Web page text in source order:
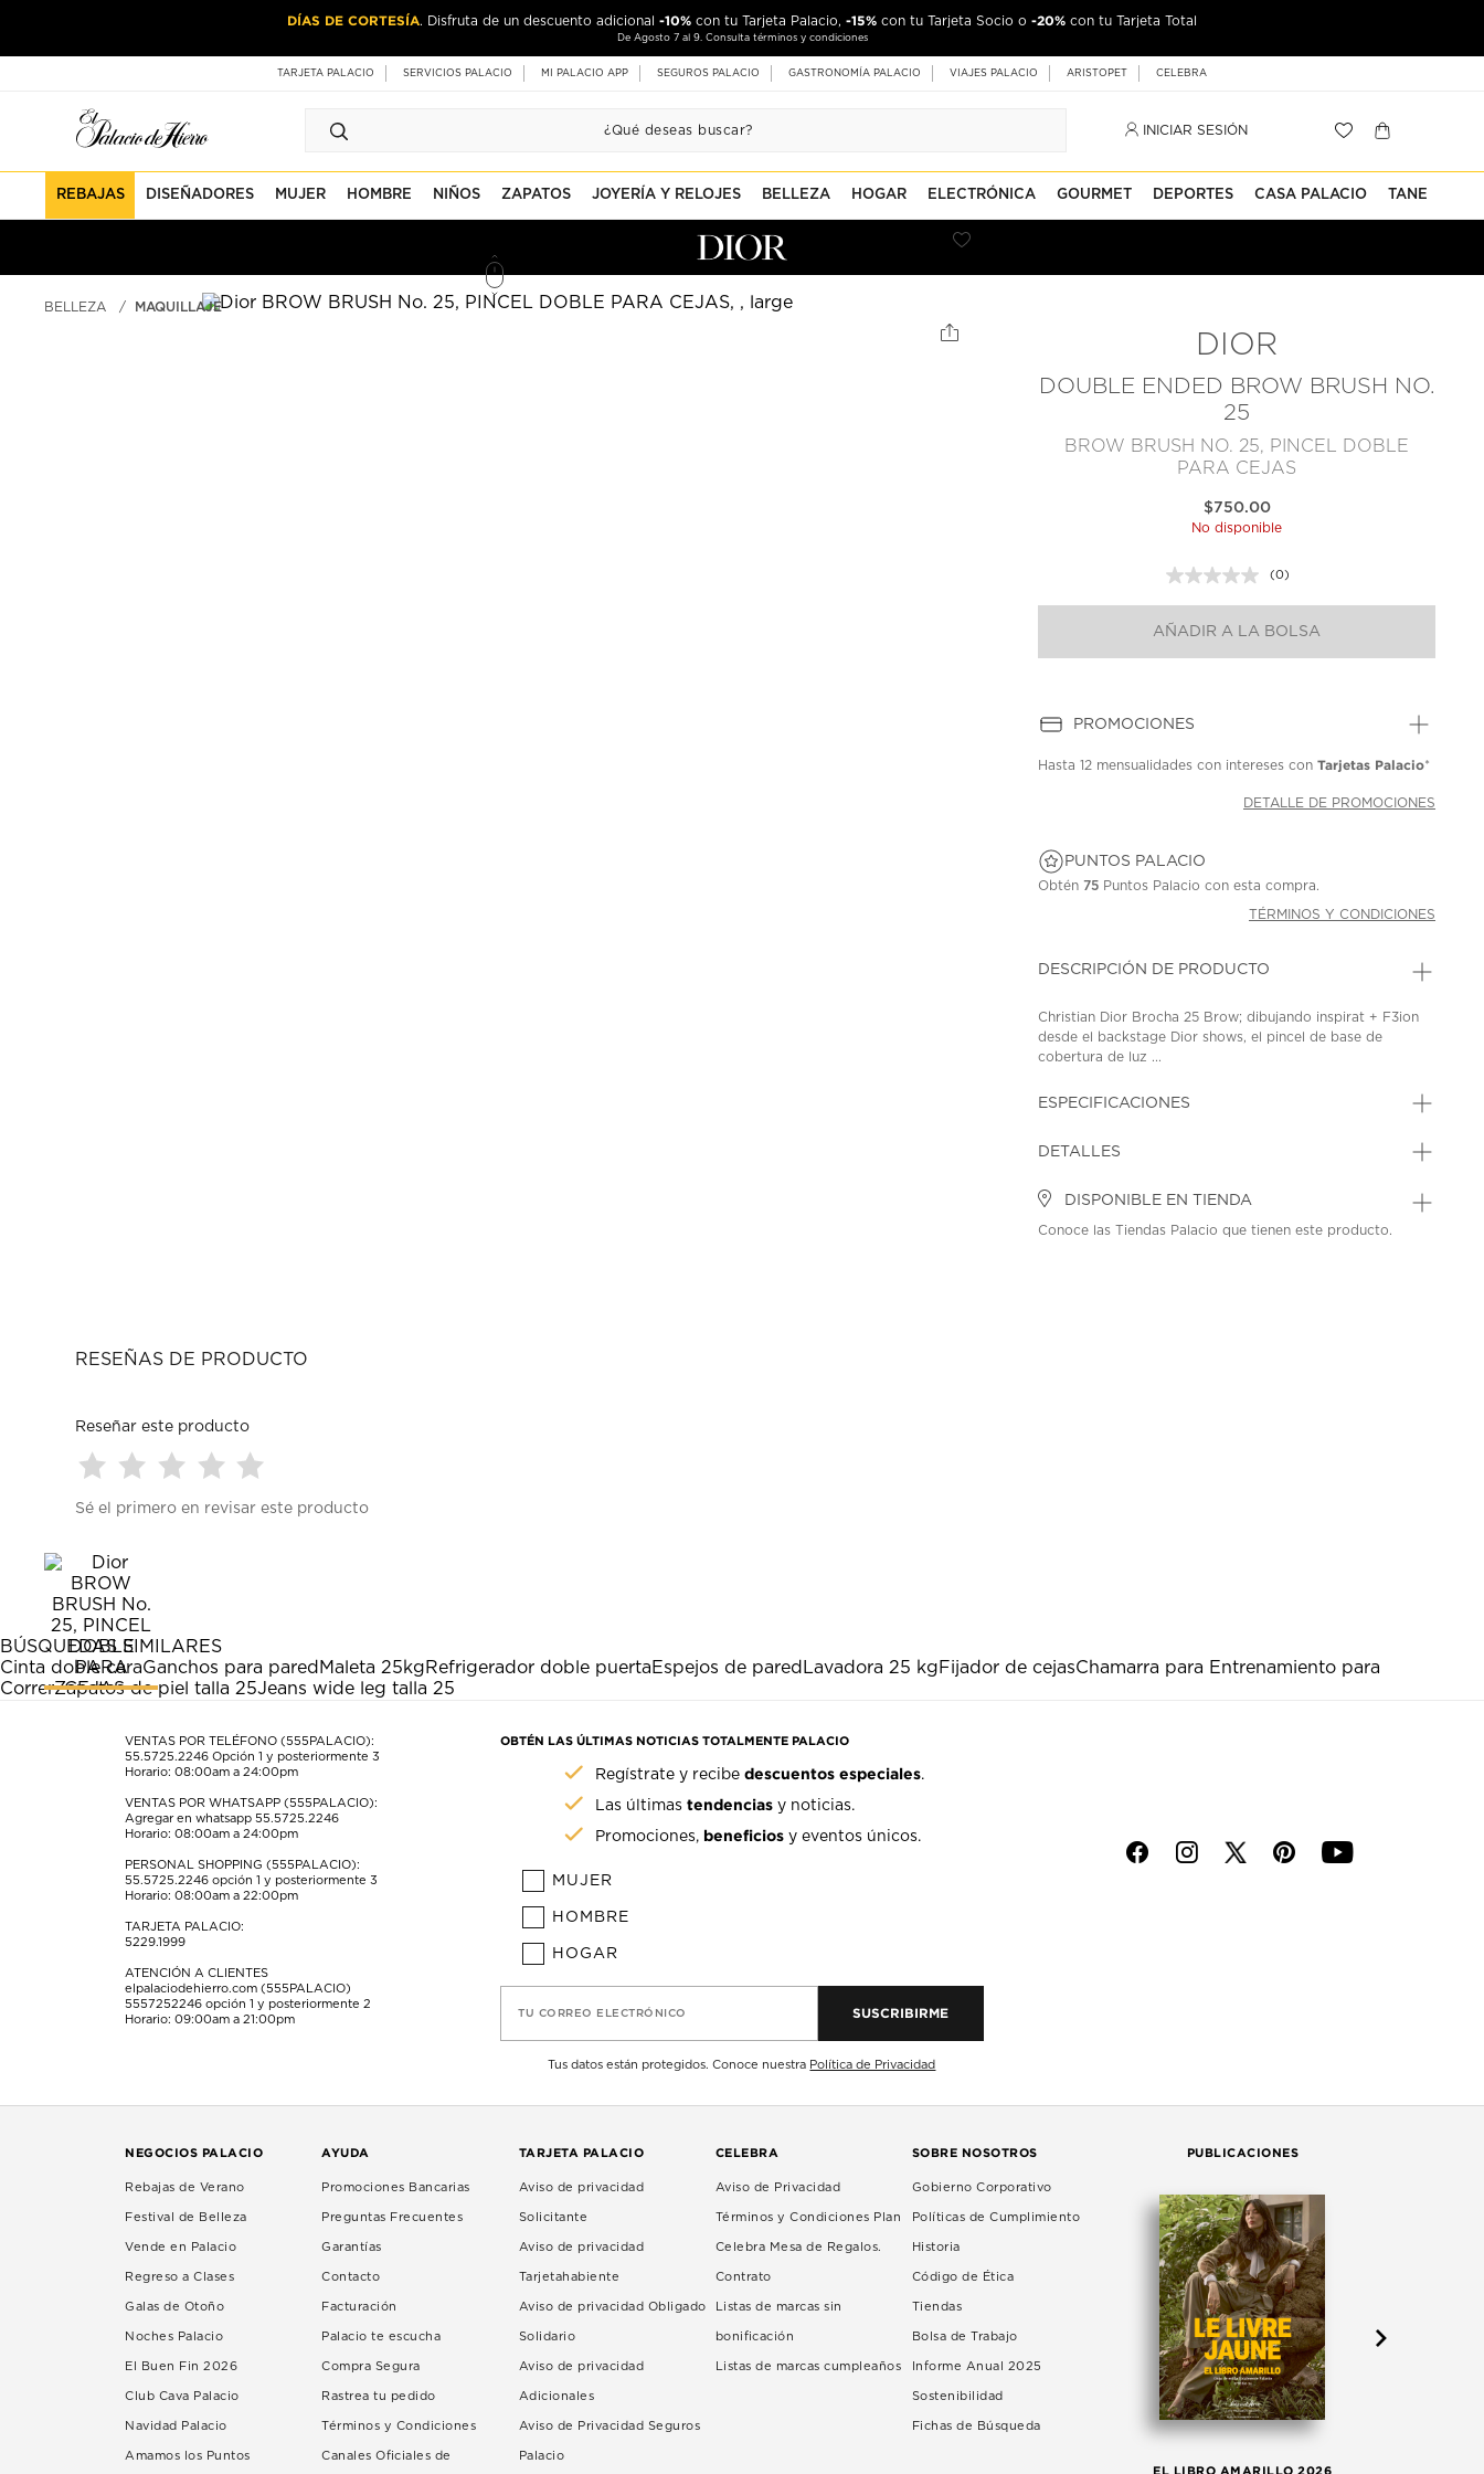
DÍAS DE CORTESÍA. Disfruta de un descuento adicional -10% con tu Tarjeta Palacio, -15% con tu Tarjeta Socio o -20% con tu Tarjeta Total
De Agosto 7 al 9. Consulta términos y condiciones
TARJETA PALACIO SERVICIOS PALACIO MI PALACIO APP SEGUROS PALACIO GASTRONOMÍA PALACIO VIAJES PALACIO ARISTOPET CELEBRA
INICIAR SESIÓN
REBAJAS DISEÑADORES MUJER HOMBRE NIÑOS ZAPATOS JOYERÍA Y RELOJES BELLEZA HOGAR ELECTRÓNICA GOURMET DEPORTES CASA PALACIO TANE
BELLEZA MAQUILLAJE
DIOR
DOUBLE ENDED BROW BRUSH NO.
25
BROW BRUSH NO. 25, PINCEL DOBLE
PARA CEJAS
$750.00
No disponible
Sin
puntuación.
en
la
(0)
AÑADIR A LA BOLSA
PROMOCIONES
Hasta12 mensualidades con intereses conTarjetas Palacio*
DETALLE DE PROMOCIONES
PUNTOS PALACIO
Obtén75 Puntos Palacio con esta compra.
TÉRMINOS Y CONDICIONES
DESCRIPCIÓN DE PRODUCTO
Christian Dior Brocha 25 Brow; dibujando inspirat + F3ion
desde el backstage Dior shows, el pincel de base de
cobertura de luz ...
ESPECIFICACIONES
DETALLES
DISPONIBLE EN TIENDA
Conoce las Tiendas Palacio que tienen este producto.
RESEÑAS DE PRODUCTO
Reseñar este producto
para
artículo
con
1
estrella
Esta
acción
abrirá
formulario
para
artículo
con
2
estrellas.
Esta
acción
abrirá
formulario
de
para
estrellas.
Esta
acción
abrirá
formulario
de
para
estrellas.
Esta
acción
abrirá
formulario
de
para
acción
abrirá
formulario
de
envío.
Sé el primero en revisar este producto
BÚSQUEDAS SIMILARES
Cinta doble caraGanchos para pared Maleta 25kgRefrigerador doble puertaEspejos de pared Lavadora 25 kgFijador de cejasChamarra para Entrenamiento para
CorrerZapatos de piel talla 25Jeans wide leg talla 25
VENTAS POR TELÉFONO (555PALACIO):
55.5725.2246 Opción 1 y posteriormente 3
Horario: 08:00am a 24:00pm
VENTAS POR WHATSAPP (555PALACIO):
Agregar en whatsapp 55.5725.2246
Horario: 08:00am a 24:00pm
PERSONAL SHOPPING (555PALACIO):
55.5725.2246 opción 1 y posteriormente 3
Horario: 08:00am a 22:00pm
TARJETA PALACIO:
5229.1999
ATENCIÓN A CLIENTES
elpalaciodehierro.com (555PALACIO)
5557252246 opción 1 y posteriormente 2
Horario: 09:00am a 21:00pm
OBTÉN LAS ÚLTIMAS NOTICIAS TOTALMENTE PALACIO
Regístrate y recibedescuentos especiales.
Las últimastendencias y noticias.
Promociones, beneficios y eventos únicos.
MUJER
HOMBRE
HOGAR
TU CORREO ELECTRÓNICO SUSCRIBIRME
Tus datos están protegidos. Conoce nuestra Política de Privacidad
f i p y
NEGOCIOS PALACIO
Rebajas de Verano
Festival de Belleza
Vende en Palacio
Regreso a Clases
Galas de Otoño
Noches Palacio
El Buen Fin 2026
Club Cava Palacio
Navidad Palacio
Amamos los Puntos
AYUDA
Promociones Bancarias
Preguntas Frecuentes
Garantías
Contacto
Facturación
Palacio te escucha
Compra Segura
Rastrea tu pedido
Términos y Condiciones
Canales Oficiales de
TARJETA PALACIO
Aviso de privacidad
Solicitante
Aviso de privacidad
Tarjetahabiente
Aviso de privacidad Obligado
Solidario
Aviso de privacidad
Adicionales
Aviso de Privacidad Seguros
Palacio
CELEBRA
Aviso de Privacidad
Términos y Condiciones Plan
Celebra Mesa de Regalos.
Contrato
Listas de marcas sin
bonificación
Listas de marcas cumpleaños
SOBRE NOSOTROS
Gobierno Corporativo
Políticas de Cumplimiento
Historia
Código de Ética
Tiendas
Bolsa de Trabajo
Informe Anual 2025
Sostenibilidad
Fichas de Búsqueda
PUBLICACIONES
EL LIBRO AMARILLO 2026